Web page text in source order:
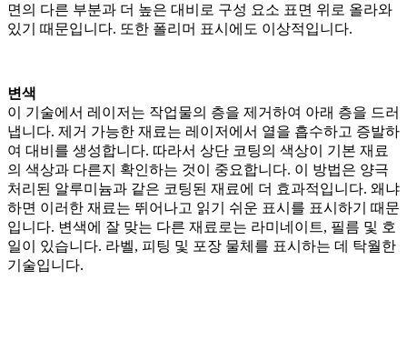
면의 다른 부분과 더 높은 대비로 구성 요소 표면 위로 올라와
있기 때문입니다. 또한 폴리머 표시에도 이상적입니다.
변색
이 기술에서 레이저는 작업물의 층을 제거하여 아래 층을 드러
냅니다. 제거 가능한 재료는 레이저에서 열을 흡수하고 증발하
여 대비를 생성합니다. 따라서 상단 코팅의 색상이 기본 재료
의 색상과 다른지 확인하는 것이 중요합니다. 이 방법은 양극
처리된 알루미늄과 같은 코팅된 재료에 더 효과적입니다. 왜냐
하면 이러한 재료는 뛰어나고 읽기 쉬운 표시를 표시하기 때문
입니다. 변색에 잘 맞는 다른 재료로는 라미네이트, 필름 및 호
일이 있습니다. 라벨, 피팅 및 포장 물체를 표시하는 데 탁월한
기술입니다.